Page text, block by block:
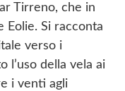
Tirreno, che in
Eolie. Si racconta
verso i
l’uso della vela ai
i venti agli